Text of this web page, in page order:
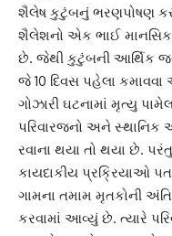
શૈલેષ કુટુંબનું ભરણપોષણ
શૈલેશનો એક ભાઈ
છે. જેથી કુટુંબની આર્થિક
જે 10 દિવસ પહેલા કમાવવા
ગોઝારી ઘટનામાં મૃત્યુ
પરિવારજનો અને સ્થાનિક
રવાના થયા તો થયા છે.
કાયદાકીય પ્રક્રિયાઓ
ગામના તમામ મૃતકોની
કરવામાં આવ્યું છે. ત્યારે